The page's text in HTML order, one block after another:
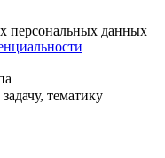
персональных данных
тематику